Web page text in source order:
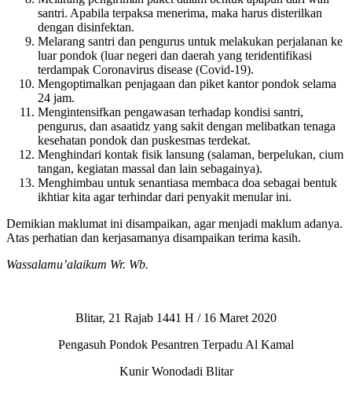
santri. Apabila terpaksa menerima, maka harus disterilkan
dengan disinfektan.
Melarang santri dan pengurus untuk melakukan perjalanan ke
luar pondok (luar negeri dan daerah yang teridentifikasi
terdampak Coronavirus disease (Covid-19).
Mengoptimalkan penjagaan dan piket kantor pondok selama
24 jam.
Mengintensifkan pengawasan terhadap kondisi santri,
pengurus, dan asaatidz yang sakit dengan melibatkan tenaga
kesehatan pondok dan puskesmas terdekat.
Menghindari kontak fisik lansung (salaman, berpelukan, cium
tangan, kegiatan massal dan lain sebagainya).
Menghimbau untuk senantiasa membaca doa sebagai bentuk
ikhtiar kita agar terhindar dari penyakit menular ini.
Demikian maklumat ini disampaikan, agar menjadi maklum adanya.
Atas perhatian dan kerjasamanya disampaikan terima kasih.
Wassalamu’alaikum Wr. Wb.
Blitar, 21 Rajab 1441 H / 16 Maret 2020
Pengasuh Pondok Pesantren Terpadu Al Kamal
Kunir Wonodadi Blitar